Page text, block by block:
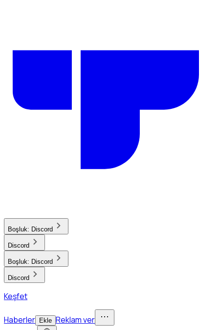
Boşluk: Discord
Discord
Boşluk: Discord
Discord
Keşfet
Haberler Ekle Reklam ver